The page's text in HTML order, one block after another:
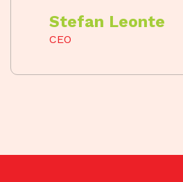
Stefan Leonte
CEO